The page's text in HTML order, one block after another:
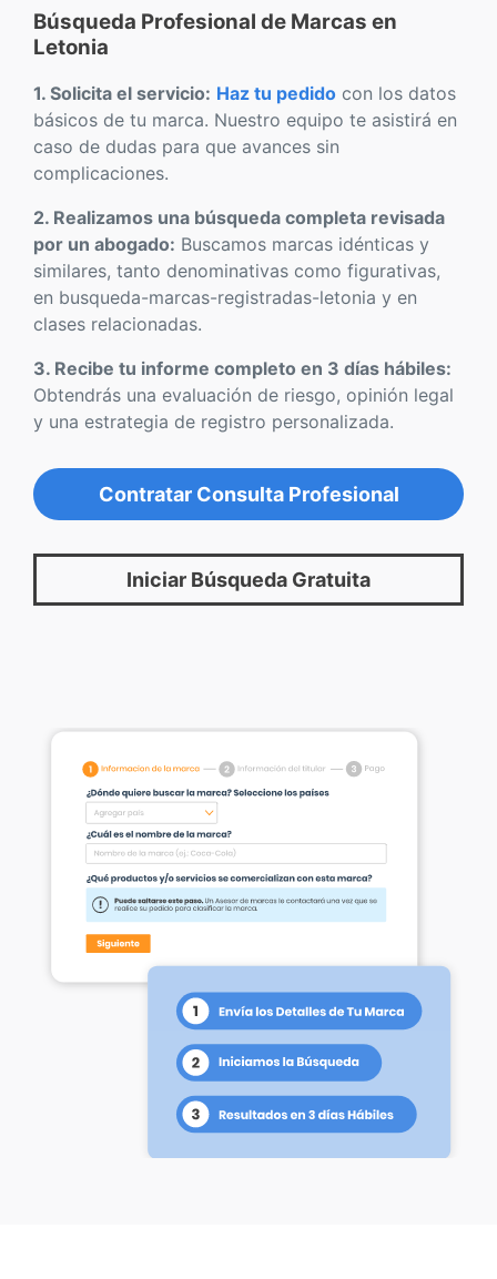
Búsqueda Profesional de Marcas en
Letonia
1. Solicita el servicio: Haz tu pedido con los datos
básicos de tu marca. Nuestro equipo te asistirá en
caso de dudas para que avances sin
complicaciones.
2. Realizamos una búsqueda completa revisada
por un abogado: Buscamos marcas idénticas y
similares, tanto denominativas como figurativas,
en busqueda-marcas-registradas-letonia y en
clases relacionadas.
3. Recibe tu informe completo en 3 días hábiles:
Obtendrás una evaluación de riesgo, opinión legal
y una estrategia de registro personalizada.
Contratar Consulta Profesional
Iniciar Búsqueda Gratuita